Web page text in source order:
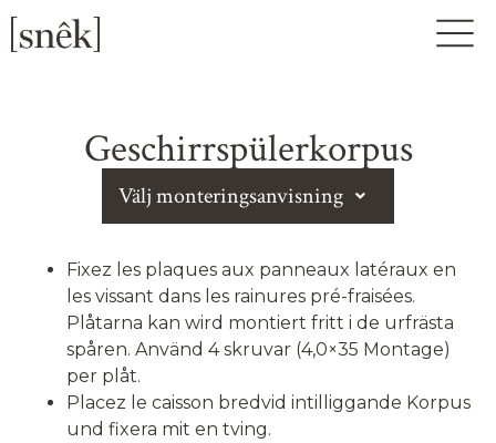
Geschirrspülerkorpus
Välj monteringsanvisning
Fixez les plaques aux panneaux latéraux en
les vissant dans les rainures pré-fraisées.
Plåtarna kan wird montiert fritt i de urfrästa
spåren. Använd 4 skruvar (4,0×35 Montage)
per plåt.
Placez le caisson bredvid intilliggande Korpus
und fixera mit en tving.